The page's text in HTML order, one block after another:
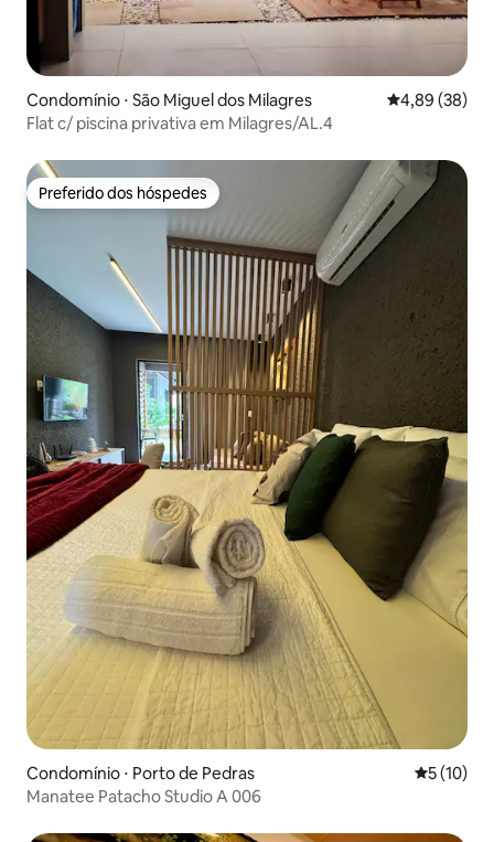
Condomínio ⋅ São Miguel dos Milagres 4,89 de uma
4,89 (38)
Flat c/ piscina privativa em Milagres/AL.4
Preferido dos hóspedes
Preferido dos hóspedes
Condomínio ⋅ Porto de Pedras 5 de uma
5 (10)
Manatee Patacho Studio A 006